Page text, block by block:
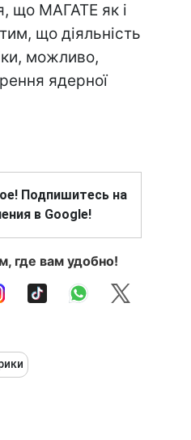
що МАГАТЕ як і
що діяльність
можливо,
ядерної
Подпишитесь на
в Google!
где вам удобно!